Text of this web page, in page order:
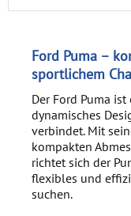
Ford Puma –
sportlichem
Der Ford Puma
dynamisches
verbindet. Mit
kompakten
richtet sich der
flexibles und
suchen.